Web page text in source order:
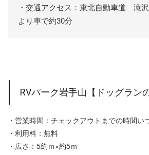
・交通アクセス：東北自動車道 滝
より車で約30分
RVパーク岩手山【ドッグラン
・営業時間：チェックアウトまでの時間い
・利用料：無料
・広さ：5約ｍ×約5ｍ